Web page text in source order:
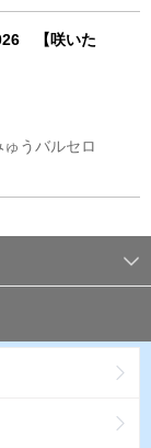
【咲いた
うバルセロ